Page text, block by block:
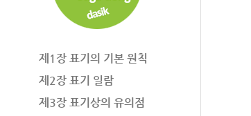
제1장 표기의 기본 원칙
제2장 표기 일람
제3장 표기상의 유의점